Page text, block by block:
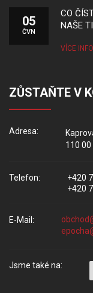
05
ČVN
CO
NAŠE
VÍCE
ZŮSTAŇTE V
Adresa:
110 00
Telefon: +420
+420
E-Mail:
Jsme také na: